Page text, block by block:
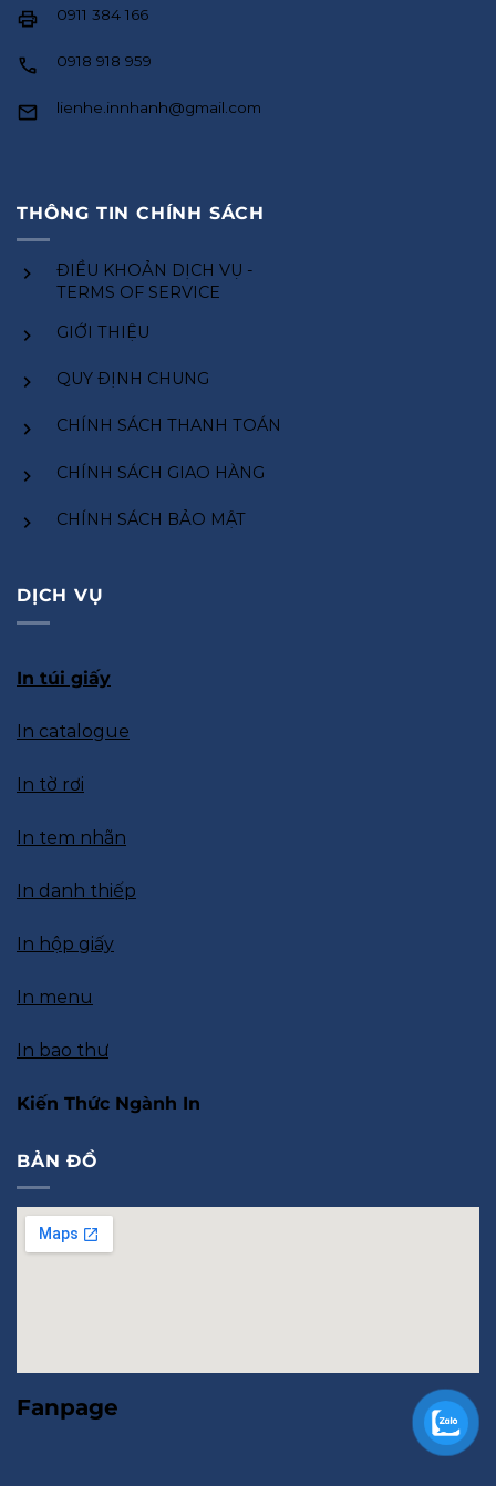
0911 384 166
0918 918 959
lienhe.innhanh@gmail.com
THÔNG TIN CHÍNH SÁCH
ĐIỀU KHOẢN DỊCH VỤ -
TERMS OF SERVICE
GIỚI THIỆU
QUY ĐỊNH CHUNG
CHÍNH SÁCH THANH TOÁN
CHÍNH SÁCH GIAO HÀNG
CHÍNH SÁCH BẢO MẬT
DỊCH VỤ
In túi giấy
In catalogue
In tờ rơi
In tem nhãn
In danh thiếp
In hộp giấy
In menu
In bao thư
Kiến Thức Ngành In
BẢN ĐỒ
Fanpage